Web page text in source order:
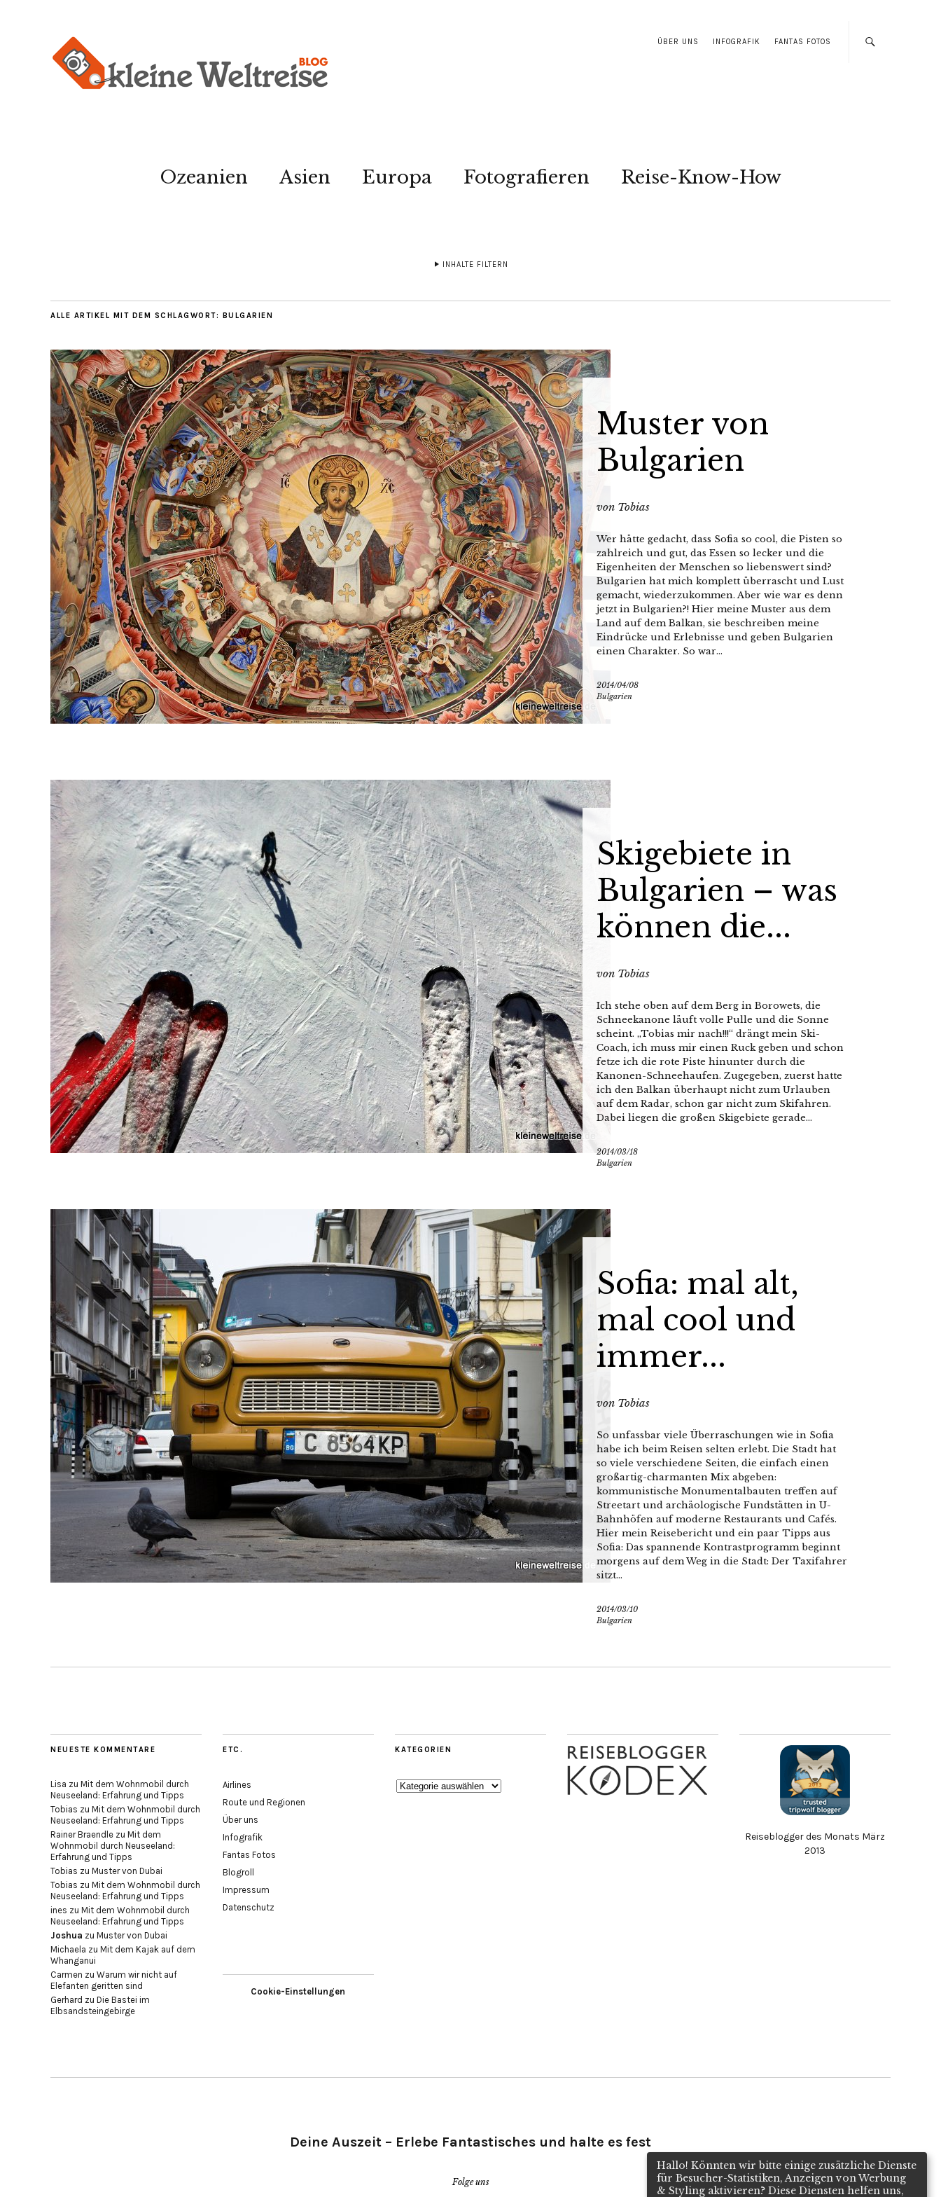
ÜBER UNS INFOGRAFIK FANTAS FOTOS
Ozeanien Asien Europa Fotografieren Reise-Know-How
INHALTE FILTERN
ALLE ARTIKEL MIT DEM SCHLAGWORT: BULGARIEN
Muster von
Bulgarien
von Tobias
Wer hätte gedacht, dass Sofia so cool, die Pisten so
zahlreich und gut, das Essen so lecker und die
Eigenheiten der Menschen so liebenswert sind?
Bulgarien hat mich komplett überrascht und Lust
gemacht, wiederzukommen. Aber wie war es denn
jetzt in Bulgarien?! Hier meine Muster aus dem
Land auf dem Balkan, sie beschreiben meine
Eindrücke und Erlebnisse und geben Bulgarien
einen Charakter. So war...
2014/04/08
Bulgarien
Skigebiete in
Bulgarien – was
können die...
von Tobias
Ich stehe oben auf dem Berg in Borowets, die
Schneekanone läuft volle Pulle und die Sonne
scheint. „Tobias mir nach!!!“ drängt mein Ski-
Coach, ich muss mir einen Ruck geben und schon
fetze ich die rote Piste hinunter durch die
Kanonen-Schneehaufen. Zugegeben, zuerst hatte
ich den Balkan überhaupt nicht zum Urlauben
auf dem Radar, schon gar nicht zum Skifahren.
Dabei liegen die großen Skigebiete gerade...
2014/03/18
Bulgarien
Sofia: mal alt,
mal cool und
immer...
von Tobias
So unfassbar viele Überraschungen wie in Sofia
habe ich beim Reisen selten erlebt. Die Stadt hat
so viele verschiedene Seiten, die einfach einen
großartig-charmanten Mix abgeben:
kommunistische Monumentalbauten treffen auf
Streetart und archäologische Fundstätten in U-
Bahnhöfen auf moderne Restaurants und Cafés.
Hier mein Reisebericht und ein paar Tipps aus
Sofia: Das spannende Kontrastprogramm beginnt
morgens auf dem Weg in die Stadt: Der Taxifahrer
sitzt...
2014/03/10
Bulgarien
NEUESTE KOMMENTARE
Lisa zu Mit dem Wohnmobil durch
Neuseeland: Erfahrung und Tipps
Tobias zu Mit dem Wohnmobil durch
Neuseeland: Erfahrung und Tipps
Rainer Braendle zu Mit dem
Wohnmobil durch Neuseeland:
Erfahrung und Tipps
Tobias zu Muster von Dubai
Tobias zu Mit dem Wohnmobil durch
Neuseeland: Erfahrung und Tipps
ines zu Mit dem Wohnmobil durch
Neuseeland: Erfahrung und Tipps
Joshua zu Muster von Dubai
Michaela zu Mit dem Kajak auf dem
Whanganui
Carmen zu Warum wir nicht auf
Elefanten geritten sind
Gerhard zu Die Bastei im
Elbsandsteingebirge
ETC.
Airlines
Route und Regionen
Über uns
Infografik
Fantas Fotos
Blogroll
Impressum
Datenschutz
Cookie-Einstellungen
KATEGORIEN
Kategorien
Reiseblogger des Monats März
2013
Deine Auszeit – Erlebe Fantastisches und halte es fest
Folge uns
Hallo! Könnten wir bitte einige zusätzliche Dienste
für Besucher-Statistiken, Anzeigen von Werbung
& Styling aktivieren? Diese Diensten helfen uns,